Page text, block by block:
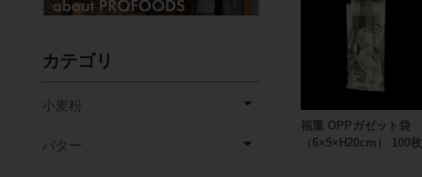
福重 OPPガゼット袋
（6×5×H20cm） 100枚
カテゴリ
小麦粉
バター